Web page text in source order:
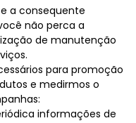
a consequente
não perca a
de manutenção
para promoção
e medirmos o
informações de